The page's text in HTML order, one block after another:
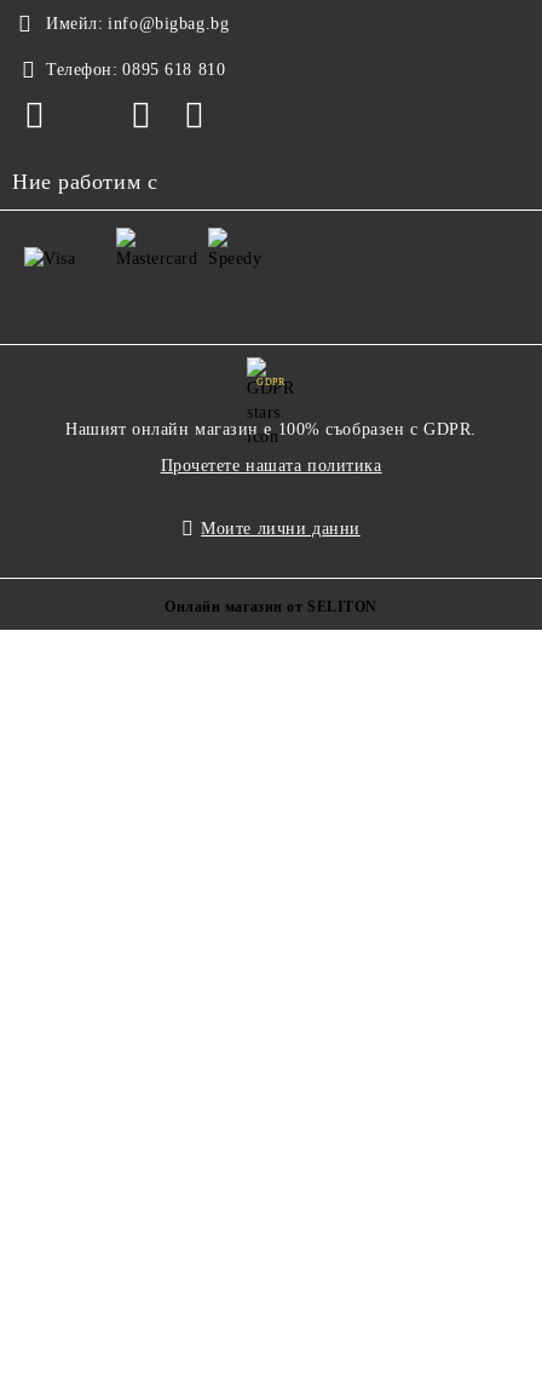
Имейл: info@bigbag.bg
Телефон: 0895 618 810
Ние работим с
GDPR
Нашият онлайн магазин е 100% съобразен с GDPR.
Прочетете нашата политика
Моите лични данни
Онлайн магазин от SELITON